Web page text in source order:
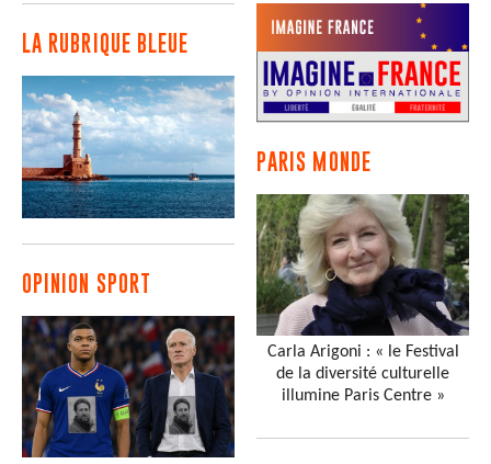
LA RUBRIQUE BLEUE
OPINION SPORT
PARIS MONDE
Carla Arigoni : « le Festival
de la diversité culturelle
illumine Paris Centre »